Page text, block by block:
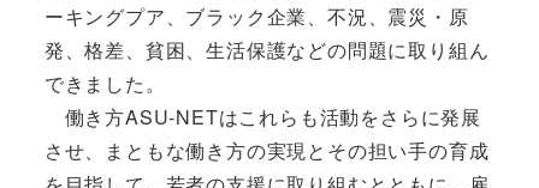
ーキングプア、ブラック企業、不況、震災・原
発、格差、貧困、生活保護などの問題に取り組ん
できました。
働き方ASU-NETはこれらも活動をさらに発展
させ、まともな働き方の実現とその担い手の育成